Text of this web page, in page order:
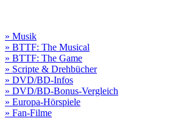
» Musik
» BTTF: The Musical
» BTTF: The Game
» Scripte & Drehbücher
» DVD/BD-Infos
» DVD/BD-Bonus-Vergleich
» Europa-Hörspiele
» Fan-Filme